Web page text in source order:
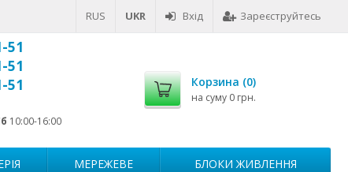
RUS UKR Вхід Зареєструйтесь
51
51
51
10:00-16:00
Корзина (0)
на суму 0 грн.
МЕРЕЖЕВЕ БЛОКИ ЖИВЛЕННЯ